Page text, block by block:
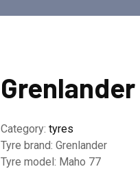
Grenlander
Category:tyres
Tyre brand:Grenlander
Tyre model: Maho 77